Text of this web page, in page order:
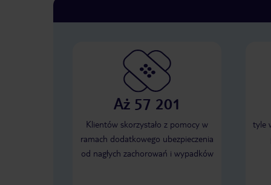
Aż 57 201
Klientów skorzystało z pomocy w
ramach dodatkowego ubezpieczenia
od nagłych zachorowań i wypadków
tyle